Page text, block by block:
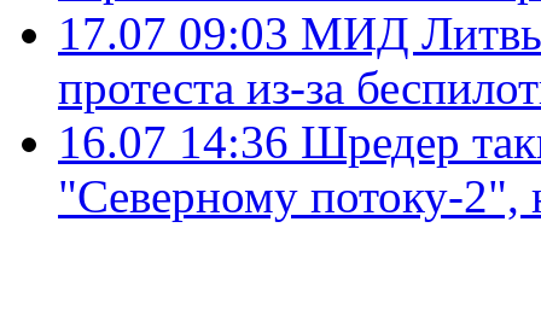
17.07 09:03 МИД Литвы
протеста из-за
16.07 14:36 Шредер
"Северному потоку-2",